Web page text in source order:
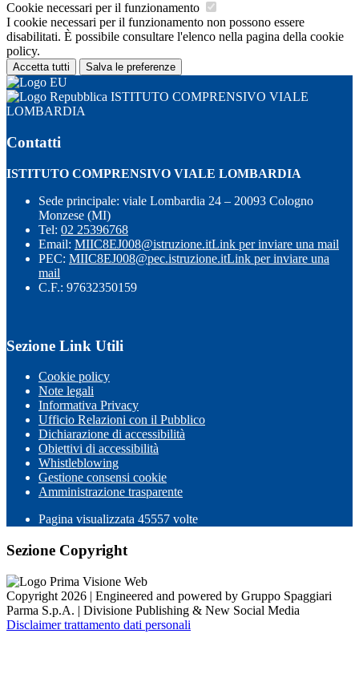
Cookie necessari per il funzionamento
I cookie necessari per il funzionamento non possono essere
disabilitati. È possibile consultare l'elenco nella pagina della cookie
policy.
Accetta tutti Salva le preferenze
ISTITUTO COMPRENSIVO VIALE
LOMBARDIA
Contatti
ISTITUTO COMPRENSIVO VIALE LOMBARDIA
Sede principale: viale Lombardia 24 – 20093 Cologno
Monzese (MI)
Tel: 02 25396768
Email: MIIC8EJ008@istruzione.itLink per inviare una mail
PEC: MIIC8EJ008@pec.istruzione.itLink per inviare una
mail
C.F.: 97632350159
Sezione Link Utili
Cookie policy
Note legali
Informativa Privacy
Ufficio Relazioni con il Pubblico
Dichiarazione di accessibilità
Obiettivi di accessibilità
Whistleblowing
Gestione consensi cookie
Amministrazione trasparente
Pagina visualizzata 45557 volte
Sezione Copyright
Copyright 2026 | Engineered and powered by Gruppo Spaggiari
Parma S.p.A. | Divisione Publishing & New Social Media
Disclaimer trattamento dati personali